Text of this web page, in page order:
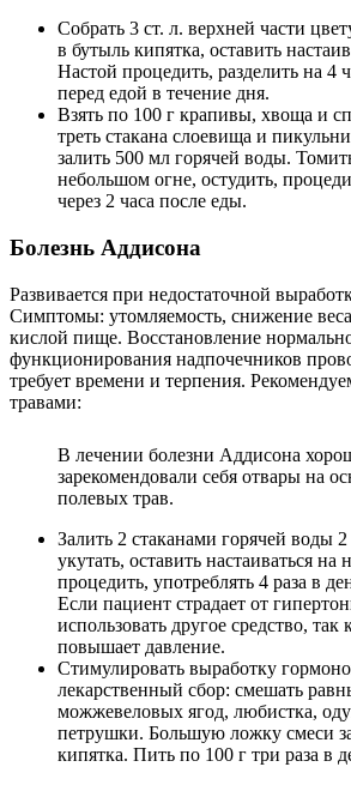
Собрать 3 ст. л. верхней части
в бутыль кипятка, оставить
Настой процедить, разделить на 4
перед едой в течение дня.
Взять по 100 г крапивы, хвоща и
треть стакана слоевища и
залить 500 мл горячей воды.
небольшом огне, остудить,
через 2 часа после еды.
Болезнь Аддисона
Развивается при недостаточной
Симптомы: утомляемость, снижение
кислой пище. Восстановление
функционирования надпочечников
требует времени и терпения.
травами:
В лечении болезни Аддисона
зарекомендовали себя отвары на
полевых трав.
Залить 2 стаканами горячей воды
укутать, оставить настаиваться на
процедить, употреблять 4 раза в
Если пациент страдает от
использовать другое средство, так
повышает давление.
Стимулировать выработку
лекарственный сбор: смешать
можжевеловых ягод, любистка,
петрушки. Большую ложку смеси
кипятка. Пить по 100 г три раза в